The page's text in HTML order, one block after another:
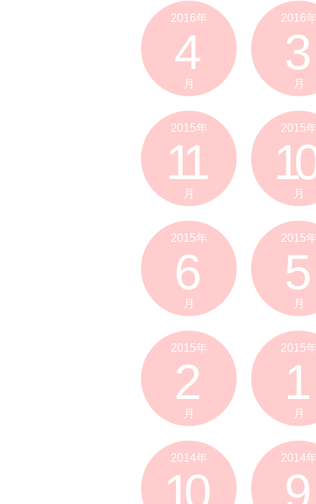
2016年
4
月
2016
3
月
2015年
11
月
2015
10
月
2015年
6
月
2015
5
月
2015年
2
月
2015
1
月
2014年
10
2014
9